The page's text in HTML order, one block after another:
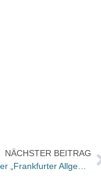
NÄCHSTER BEITRAG
Bücher und Autoren übermorgen im Feuilleton der „Frankfurter Allgemeinen Sonntagszeitung“